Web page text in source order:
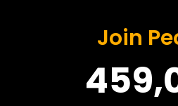
Join